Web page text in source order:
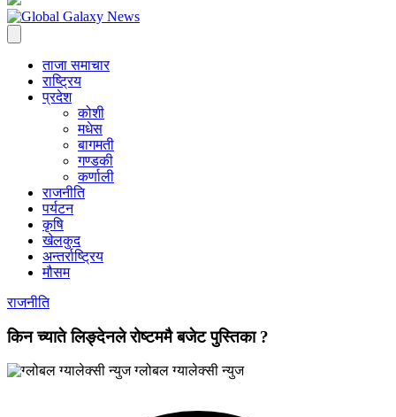
ताजा समाचार
राष्ट्रिय
प्रदेश
कोशी
मधेस
बागमती
गण्डकी
कर्णाली
राजनीति
पर्यटन
कृषि
खेलकुद
अन्तर्राष्ट्रिय
मौसम
राजनीति
किन च्याते लिङ्देनले रोष्टममै बजेट पुस्तिका ?
ग्लोबल ग्यालेक्सी न्युज